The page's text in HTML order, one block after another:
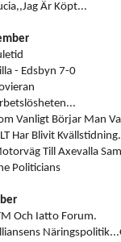
Är Köpt...
- Edsbyn 7-0
Vanligt Börjar Man
Har Blivit
Till Axevalla
Politicians
Och Iatto Forum.